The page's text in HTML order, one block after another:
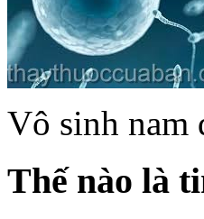
Vô sinh nam
Thế nào là